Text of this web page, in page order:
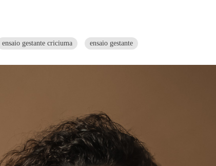
ensaio gestante criciuma ensaio gestante